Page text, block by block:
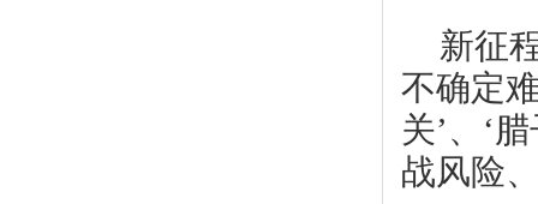
新征
不确定
关’、‘
战风险